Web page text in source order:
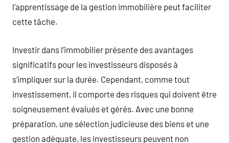
l’apprentissage de la gestion immobilière peut faciliter
cette tâche.
Investir dans l’immobilier présente des avantages
significatifs pour les investisseurs disposés à
s’impliquer sur la durée. Cependant, comme tout
investissement, il comporte des risques qui doivent être
soigneusement évalués et gérés. Avec une bonne
préparation, une sélection judicieuse des biens et une
gestion adéquate, les investisseurs peuvent non